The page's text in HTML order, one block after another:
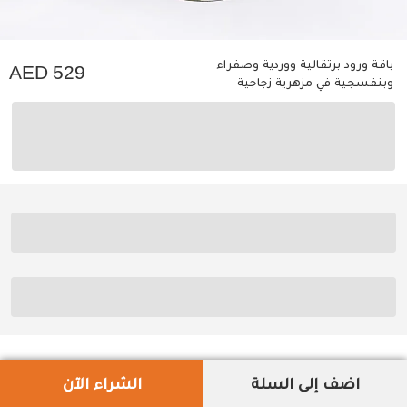
باقة ورود برتقالية ووردية وصفراء
وبنفسجية في مزهرية زجاجية
529
اضف إلى السلة الشراء الآن